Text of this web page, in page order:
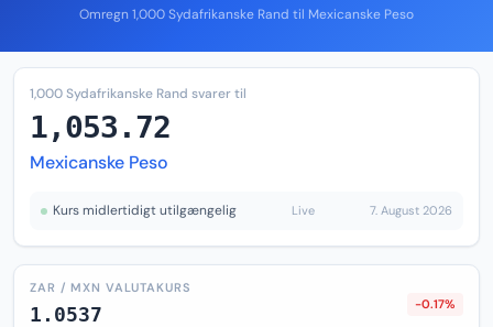
Omregn 1,000 Sydafrikanske Rand til Mexicanske Peso
1,000 Sydafrikanske Rand svarer til
1,053.72
Mexicanske Peso
Kurs midlertidigt utilgængelig Live 7. August 2026
ZAR / MXN VALUTAKURS
1.0537 -0.17%